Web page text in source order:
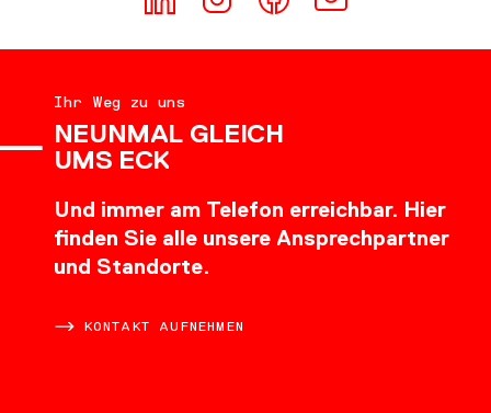
Ihr Weg zu uns
NEUNMAL GLEICH
UMS ECK
Und immer am Telefon erreichbar. Hier
finden Sie alle unsere Ansprechpartner
und Standorte.
KONTAKT AUFNEHMEN